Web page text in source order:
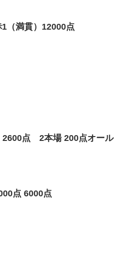
（満貫）12000点
2600点 2本場 200点オール
点 6000点